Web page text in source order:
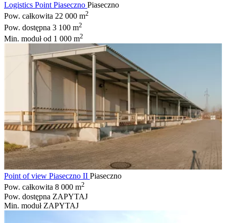
Logistics Point Piaseczno Piaseczno
Pow. całkowita 22 000 m2
Pow. dostępna 3 100 m2
Min. modułod 1 000 m2
Point of view Piaseczno II Piaseczno
Pow. całkowita 8 000 m2
Pow. dostępna ZAPYTAJ
Min. moduł ZAPYTAJ